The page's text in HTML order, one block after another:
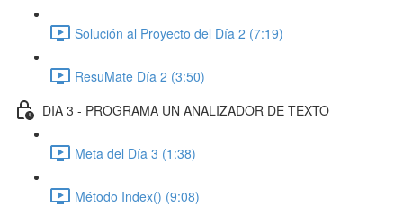
Solución al Proyecto del Día 2 (7:19)
ResuMate Día 2 (3:50)
DIA 3 - PROGRAMA UN ANALIZADOR DE TEXTO
Meta del Día 3 (1:38)
Método Index() (9:08)